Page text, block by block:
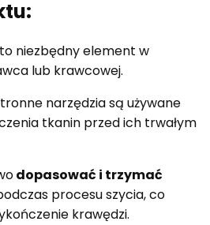
to niezbędny element w
lub krawcowej.
narzędzia są używane
tkanin przed ich trwałym
dopasować i trzymać
procesu szycia, co
krawędzi.